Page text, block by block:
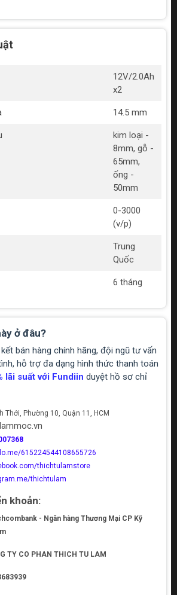
12V/2.0Ah
x2
14.5 mm
kim loại -
8mm, gỗ -
65mm,
ống -
50mm
0-3000
(v/p)
Trung
Quốc
6 tháng
ở đâu?
bán hàng chính hãng, đội ngũ tư vấn
hỗ trợ đa dạng hình thức thanh toán
lãi suất với Fundiin duyệt hồ sơ chỉ
Thới, Phường 10, Quận 11, HCM
615224544108655726
thichtulamstore
thichtulam
khoản:
- Ngân hàng Thương Mại CP Kỹ
TY CO PHAN THICH TU LAM